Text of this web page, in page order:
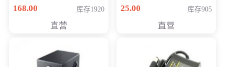
168.00
库存1920
直营
卡 CLASS 10
25.00 库存905
直营